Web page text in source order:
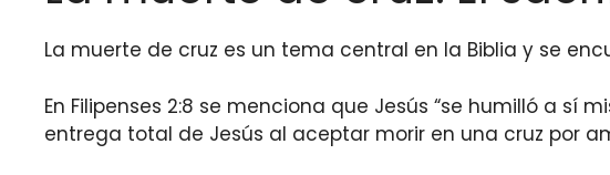
La muerte de cruz es un tema central en la Biblia y se
En Filipenses 2:8 se menciona que Jesús “se humilló a sí
entrega total de Jesús al aceptar morir en una cruz por